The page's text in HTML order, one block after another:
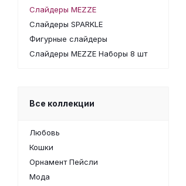
Слайдеры MEZZE
Слайдеры SPARKLE
Фигурные слайдеры
Слайдеры MEZZE Наборы 8 шт
Все коллекции
Любовь
Кошки
Орнамент Пейсли
Мода